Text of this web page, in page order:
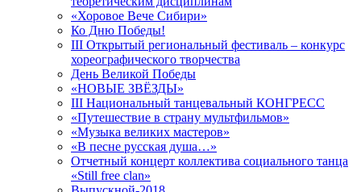
«Хоровое Вече Сибири»
Ко Дню Победы!
III Открытый региональный фестиваль – конкурс
хореографического творчества
День Великой Победы
«НОВЫЕ ЗВЁЗДЫ»
III Национальный танцевальный КОНГРЕСС
«Путешествие в страну мультфильмов»
«Музыка великих мастеров»
«В песне русская душа…»
Отчетный концерт коллектива социального танца
«Still free clan»